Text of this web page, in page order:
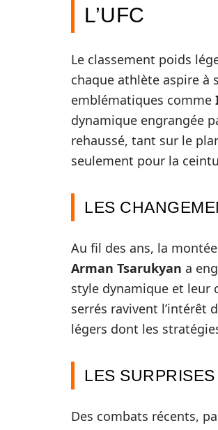
L’UFC
Le classement poids
chaque athlète aspire à
emblématiques comme
dynamique engrangée
rehaussé, tant sur le
seulement pour la
LES
Au fil des ans, la
Arman Tsarukyan a
style dynamique et leur
serrés ravivent l’intérêt
légers dont les
LES
Des combats récents,